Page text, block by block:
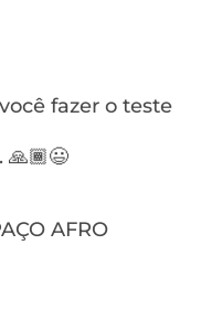
fazer o teste
AFRO